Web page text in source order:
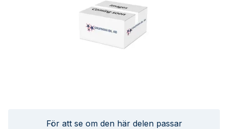
För att se om den här delen passar